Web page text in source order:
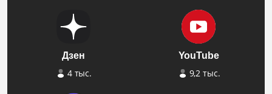
Дзен
4 тыс.
YouTube
9,2 тыс.